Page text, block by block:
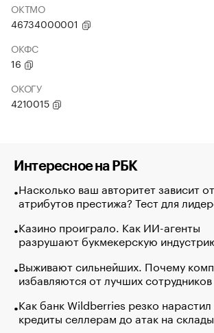
ОКТМО
46734000001
ОКФС
16
ОКОГУ
4210015
Интересное на РБК
Насколько ваш авторитет зависит от
атрибутов престижа? Тест для
Казино проиграло. Как ИИ-агенты
разрушают букмекерскую
Выживают сильнейших. Почему
избавляются от лучших сотрудников
Как банк Wildberries резко нарастил
кредиты селлерам до атак на склады